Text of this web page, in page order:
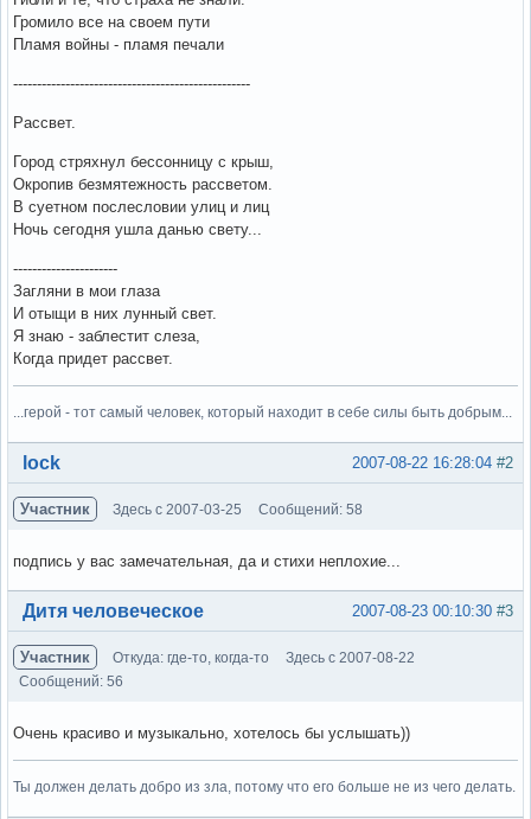
Громило все на своем пути
Пламя войны - пламя печали
--------------------------------------------------
Рассвет.
Город стряхнул бессонницу с крыш,
Окропив безмятежность рассветом.
В суетном послесловии улиц и лиц
Ночь сегодня ушла данью свету...
----------------------
Загляни в мои глаза
И отыщи в них лунный свет.
Я знаю - заблестит слеза,
Когда придет рассвет.
...герой - тот самый человек, который находит в себе силы быть добрым...
Вне форума #2
2007-08-22 16:28:04
lock
Участник Здесь с 2007-03-25 Сообщений: 58
подпись у вас замечательная, да и стихи неплохие...
Вне форума #3
2007-08-23 00:10:30
Дитя человеческое
Участник Откуда: где-то, когда-то
Здесь с 2007-08-22
Сообщений: 56
Очень красиво и музыкально, хотелось бы услышать))
Ты должен делать добро из зла, потому что его больше не из чего делать.